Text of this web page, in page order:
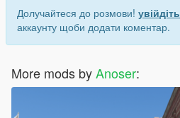
Долучайтеся до розмови! увійдіть
аккаунту щоби додати коментар.
More mods byAnoser: